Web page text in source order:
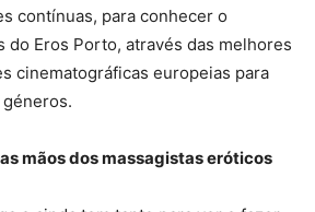
contínuas, para conhecer o
do Eros Porto, através das melhores
cinematográficas europeias para
mãos dos massagistas eróticos